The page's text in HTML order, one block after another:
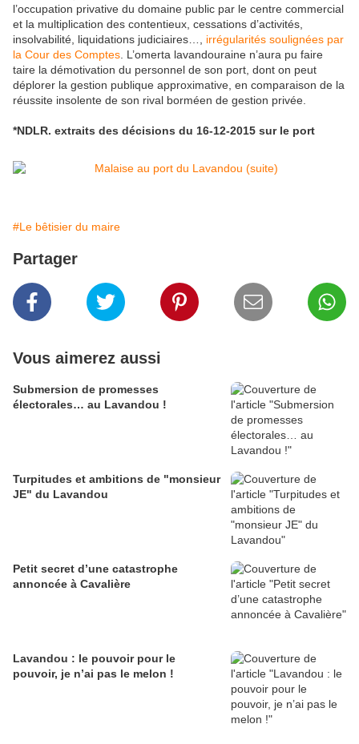
l’occupation privative du domaine public par le centre commercial
et la multiplication des contentieux, cessations d’activités,
insolvabilité, liquidations judiciaires…, irrégularités soulignées par
la Cour des Comptes . L’omerta lavandouraine n’aura pu faire
taire la démotivation du personnel de son port, dont on peut
déplorer la gestion publique approximative, en comparaison de la
réussite insolente de son rival borméen de gestion privée.
*NDLR. extraits des décisions du 16-12-2015 sur le port
#Le bêtisier du maire
Partager
Vous aimerez aussi
Submersion de promesses
électorales… au Lavandou !
Turpitudes et ambitions de "monsieur
JE" du Lavandou
Petit secret d’une catastrophe
annoncée à Cavalière
Lavandou : le pouvoir pour le
pouvoir, je n’ai pas le melon !